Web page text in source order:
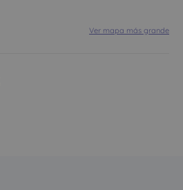
Ver mapa más grande